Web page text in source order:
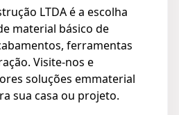
LTDA é a escolha
material básico de
ferramentas
Visite-nos e
soluções emmaterial
sua casa ou projeto.